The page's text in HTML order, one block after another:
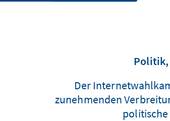
Politik,
Der
zunehmenden
politische